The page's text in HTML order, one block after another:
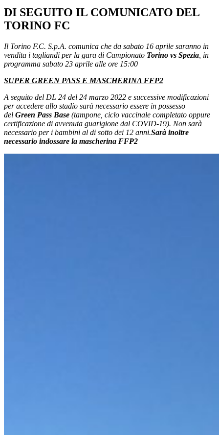
DI SEGUITO IL COMUNICATO DEL
TORINO FC
Il Torino F.C. S.p.A. comunica che da sabato 16 aprile saranno in
vendita i tagliandi per la gara di Campionato Torino vs Spezia , in
programma sabato 23 aprile alle ore 15:00
SUPER GREEN PASS E MASCHERINA FFP2
A seguito del DL 24 del 24 marzo 2022 e successive modificazioni
per accedere allo stadio sarà necessario essere in possesso
del Green Pass Base (tampone, ciclo vaccinale completato oppure
certificazione di avvenuta guarigione dal COVID-19). Non sarà
necessario per i bambini al di sotto dei 12 anni.Sarà inoltre
necessario indossare la mascherina FFP2